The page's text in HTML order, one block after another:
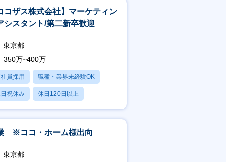
コザス株式会社】マーケティン
シスタント/第二新卒歓迎
東京都
350万~400万
員採用 職種・業界未経験OK
祝休み 休日120日以上
・育休あり
※ココ・ホーム様出向
東京都